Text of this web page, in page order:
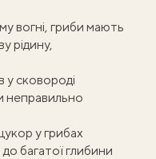
вогні, гриби мають
рідину,
у сковороді
неправильно
у грибах
багатої глибини